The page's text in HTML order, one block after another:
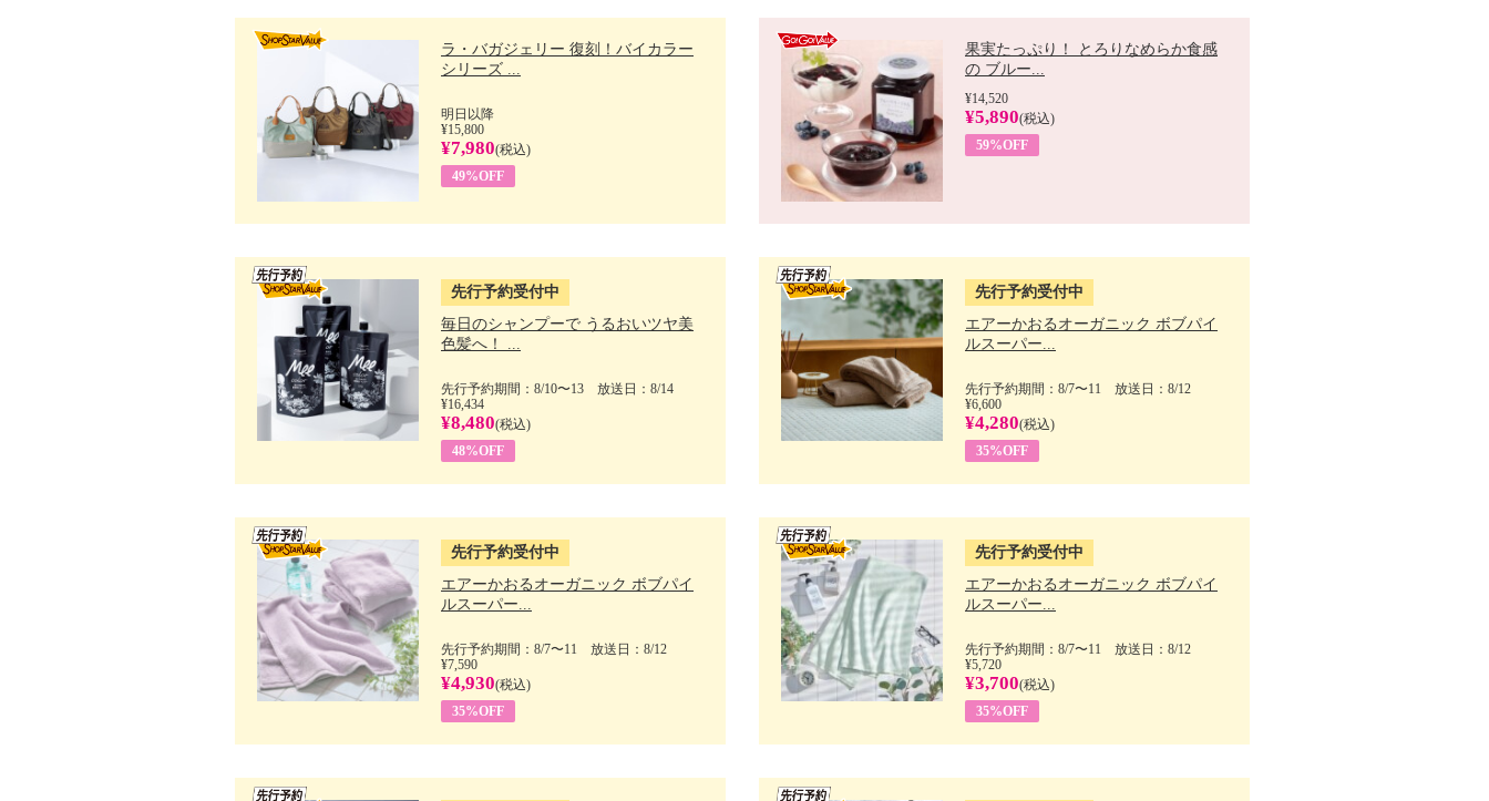
ラ・バガジェリー 復刻！バイカラー
シリーズ ...
明日以降
¥15,800
¥7,980(税込)
49%OFF
果実たっぷり！ とろりなめらか食感
の ブルー...
¥14,520
¥5,890(税込)
59%OFF
先行予約受付中
毎日のシャンプーで うるおいツヤ美
色髪へ！ ...
先行予約期間：8/10〜13 放送日：8/14
¥16,434
¥8,480(税込)
48%OFF
先行予約受付中
エアーかおるオーガニック ボブパイ
ルスーパー...
先行予約期間：8/7〜11 放送日：8/12
¥6,600
¥4,280(税込)
35%OFF
先行予約受付中
エアーかおるオーガニック ボブパイ
ルスーパー...
先行予約期間：8/7〜11 放送日：8/12
¥7,590
¥4,930(税込)
35%OFF
先行予約受付中
エアーかおるオーガニック ボブパイ
ルスーパー...
先行予約期間：8/7〜11 放送日：8/12
¥5,720
¥3,700(税込)
35%OFF